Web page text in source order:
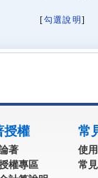
[勾選說明 ]
授權
著
權專區
常
使
常